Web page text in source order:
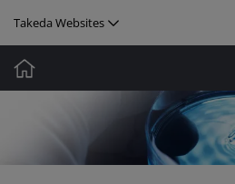
Takeda Websites
Media
Image